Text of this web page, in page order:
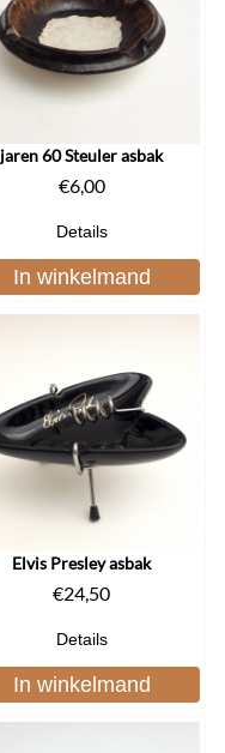
jaren 60 Steuler asbak
€6,00
Details
In winkelmand
Elvis Presley asbak
€24,50
Details
In winkelmand